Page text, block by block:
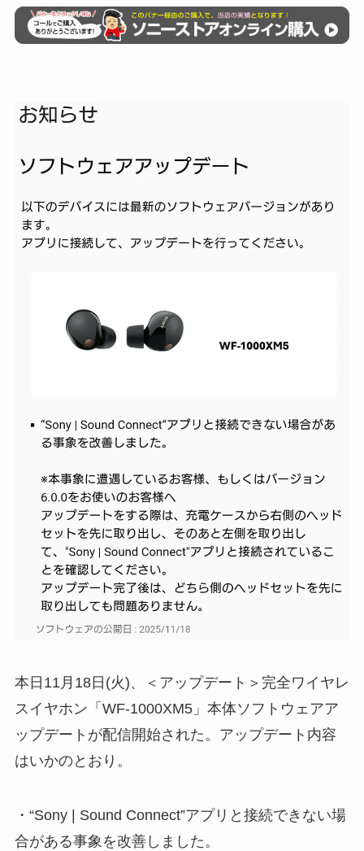
本日11月18日(火)、＜アップデート＞完全ワイヤレ
スイヤホン「WF-1000XM5」本体ソフトウェアア
ップデートが配信開始された。アップデート内容
はいかのとおり。
・“Sony | Sound Connect”アプリと接続できない場
合がある事象を改善しました。